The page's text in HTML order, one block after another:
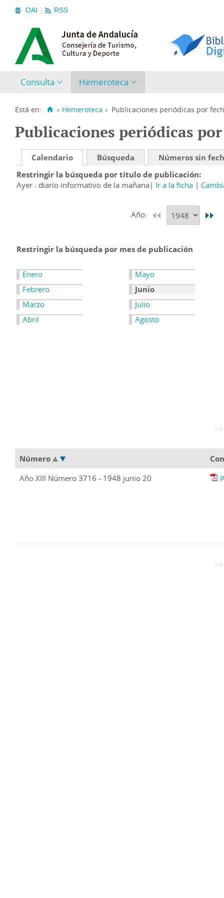
OAI RSS
Consulta Hemeroteca
Está en: › Hemeroteca › Publicaciones periódicas por
Publicaciones periódicas
Calendario Búsqueda
Números sin
Restringir la búsqueda por título de publicación
Ayer : diario informativo de la mañana
Ir a la ficha
Año:
Restringir la búsqueda por mes de publicación
Enero
Febrero
Marzo
Abril
Mayo
Junio
Julio
Agosto
Número
Año XIII Número 3716 - 1948 junio 20